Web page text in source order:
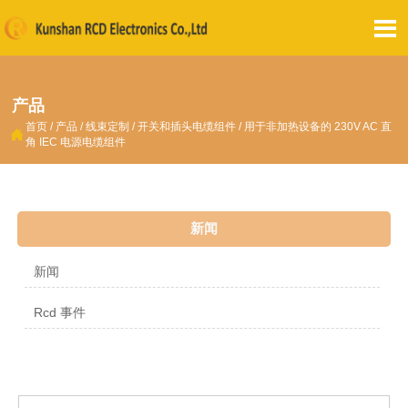

产品
 首页 / 产品 /线束定制 /开关和插头电缆组件 / 用于非加热设备的 230V AC 直
角 IEC 电源电缆组件
新闻
新闻
Rcd 事件